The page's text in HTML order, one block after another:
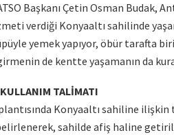
Başkanı Çetin Osman Budak,
verdiği Konyaaltı sahilinde
yemek yapıyor, öbür tarafta
de kentte yaşamanın da
TALİMATI
Konyaaltı sahiline
sahilde afiş haline